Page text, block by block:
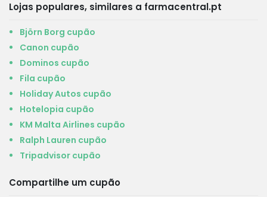
Lojas populares, similares a farmacentral.pt
Björn Borg cupão
Canon cupão
Dominos cupão
Fila cupão
Holiday Autos cupão
Hotelopia cupão
KM Malta Airlines cupão
Ralph Lauren cupão
Tripadvisor cupão
Compartilhe um cupão